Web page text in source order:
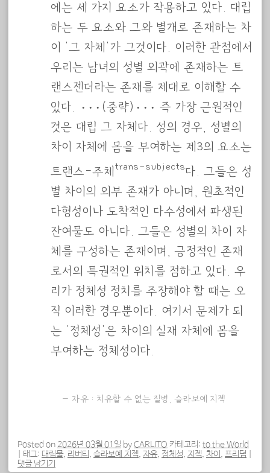
에는 세 가지 요소가 작용하고 있다. 대립
하는 두 요소와 그와 별개로 존재하는 차
이 ‘그 자체’가 그것이다. 이러한 관점에서
우리는 남녀의 성별 외곽에 존재하는 트
랜스젠더라는 존재를 제대로 이해할 수
있다. ···(중략)··· 즉 가장 근원적인
것은 대립 그 자체다. 성의 경우, 성별의
차이 자체에 몸을 부여하는 제3의 요소는
트랜스-주체trans-subjects다. 그들은 성
별 차이의 외부 존재가 아니며, 원초적인
다형성이나 도착적인 다수성에서 파생된
잔여물도 아니다. 그들은 성별의 차이 자
체를 구성하는 존재이며, 긍정적인 존재
로서의 특권적인 위치를 점하고 있다. 우
리가 정체성 정치를 주장해야 할 때는 오
직 이러한 경우뿐이다. 여기서 문제가 되
는 ‘정체성’은 차이의 실재 자체에 몸을
부여하는 정체성이다.
자유 : 치유할 수 없는 질병, 슬라보예 지젝
Posted on 2026년 03월 01일 byCARLITO 카테고리: to the World
태그: 대립물, 리버티, 슬라보예 지젝, 자유, 정체성, 지젝, 차이 , 프리덤
댓글 남기기